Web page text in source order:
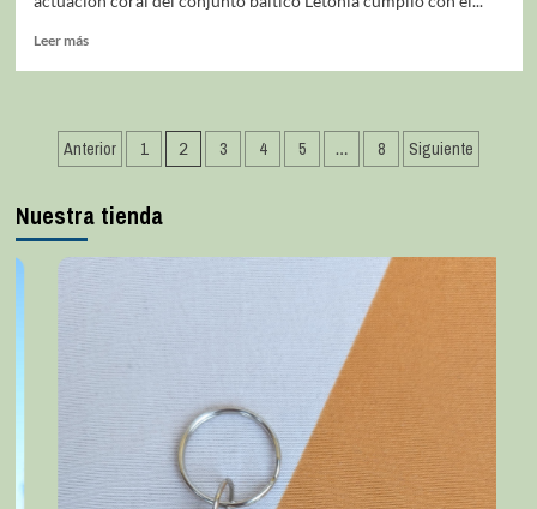
Leer más
Anterior 1 2 3 4 5 … 8 Siguiente
Nuestra tienda